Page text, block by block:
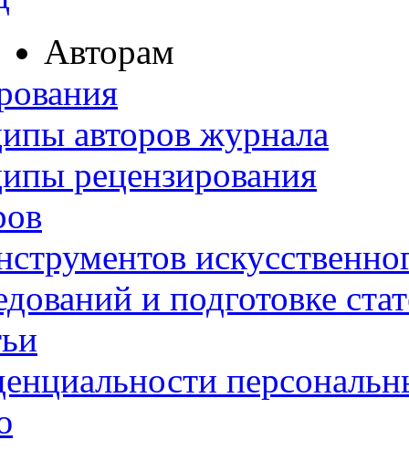
Авторам
авторов журнала
рецензирования
и подготовке